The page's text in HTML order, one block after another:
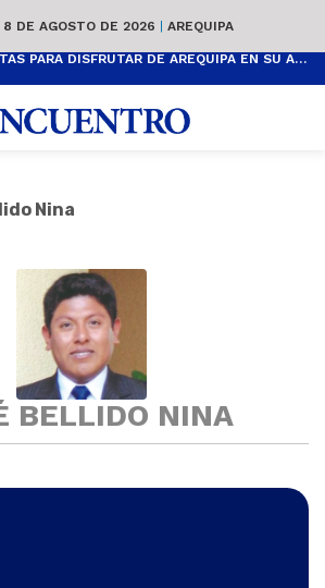
8 DE AGOSTO DE 2026 | AREQUIPA
ACTIVIDADES GRATUITAS PARA DISFRUTAR DE AREQUIPA EN SU ANIVERSARIO
Nina
BELLIDO NINA